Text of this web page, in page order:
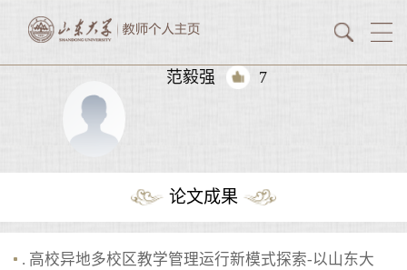
范毅强 7
论文成果
. 高校异地多校区教学管理运行新模式探索-以山东大